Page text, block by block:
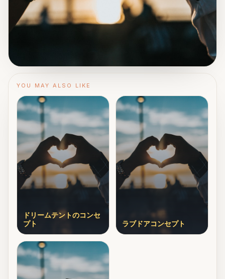
YOU MAY ALSO LIKE
ドリームテントのコンセ
プト
ラブドアコンセプト